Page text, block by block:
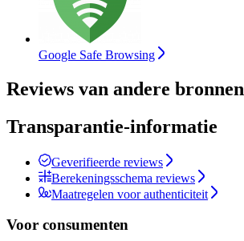
Google Safe Browsing
Reviews van andere bronnen
Transparantie-informatie
Geverifieerde reviews
Berekeningsschema reviews
Maatregelen voor authenticiteit
Voor consumenten